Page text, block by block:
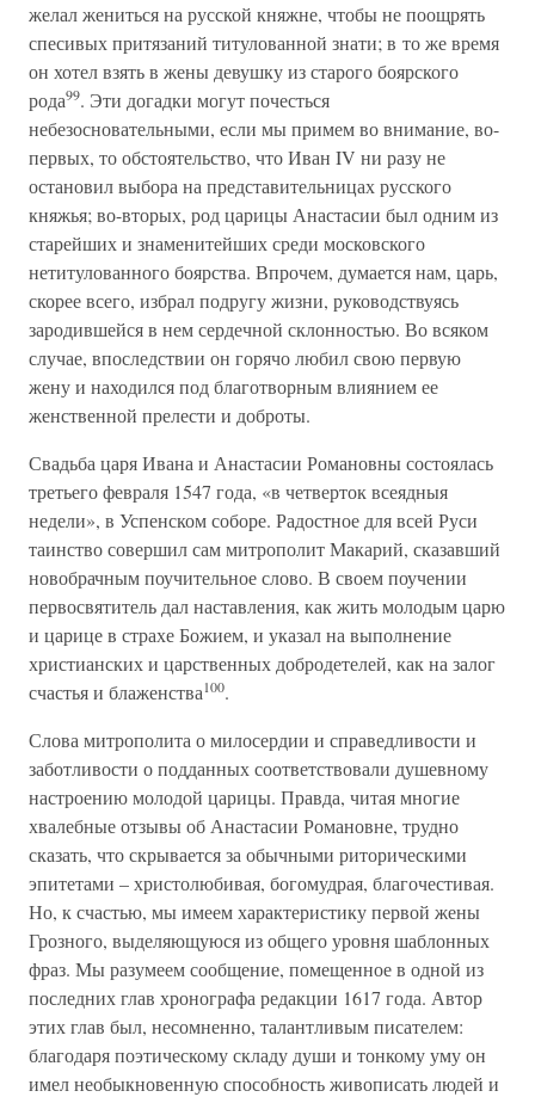
желал жениться на русской княжне, чтобы не поощрять
спесивых притязаний титулованной знати; в то же время
он хотел взять в жены девушку из старого боярского
рода99. Эти догадки могут почесться
небезосновательными, если мы примем во внимание, во-
первых, то обстоятельство, что Иван IV ни разу не
остановил выбора на представительницах русского
княжья; во-вторых, род царицы Анастасии был одним из
старейших и знаменитейших среди московского
нетитулованного боярства. Впрочем, думается нам, царь,
скорее всего, избрал подругу жизни, руководствуясь
зародившейся в нем сердечной склонностью. Во всяком
случае, впоследствии он горячо любил свою первую
жену и находился под благотворным влиянием ее
женственной прелести и доброты.
Свадьба царя Ивана и Анастасии Романовны состоялась
третьего февраля 1547 года, «в четверток всеядныя
недели», в Успенском соборе. Радостное для всей Руси
таинство совершил сам митрополит Макарий, сказавший
новобрачным поучительное слово. В своем поучении
первосвятитель дал наставления, как жить молодым царю
и царице в страхе Божием, и указал на выполнение
христианских и царственных добродетелей, как на залог
счастья и блаженства100.
Слова митрополита о милосердии и справедливости и
заботливости о подданных соответствовали душевному
настроению молодой царицы. Правда, читая многие
хвалебные отзывы об Анастасии Романовне, трудно
сказать, что скрывается за обычными риторическими
эпитетами – христолюбивая, богомудрая, благочестивая.
Но, к счастью, мы имеем характеристику первой жены
Грозного, выделяющуюся из общего уровня шаблонных
фраз. Мы разумеем сообщение, помещенное в одной из
последних глав хронографа редакции 1617 года. Автор
этих глав был, несомненно, талантливым писателем:
благодаря поэтическому складу души и тонкому уму он
имел необыкновенную способность живописать людей и